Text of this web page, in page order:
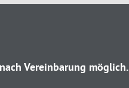
Vereinbarung möglich.